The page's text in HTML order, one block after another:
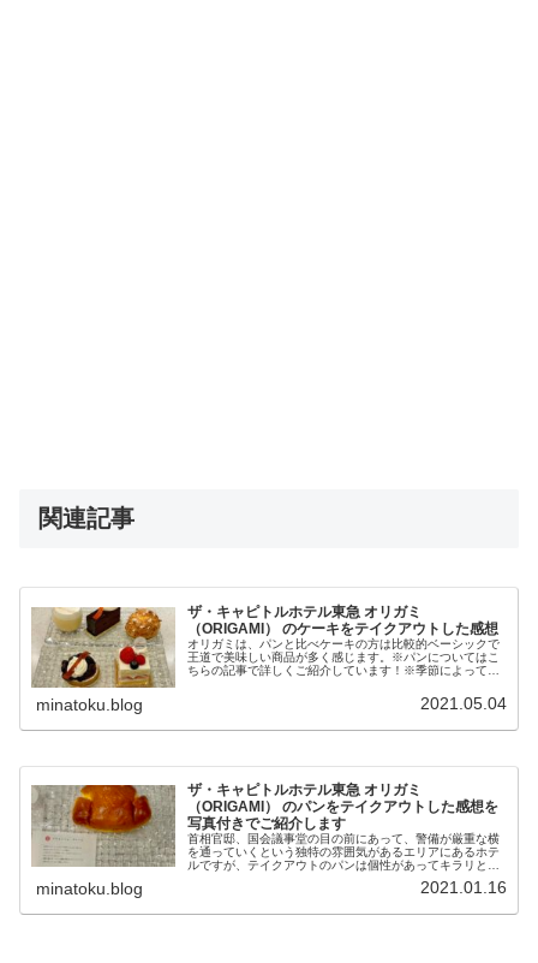
関連記事
ザ・キャピトルホテル東急 オリガミ
（ORIGAMI） のケーキをテイクアウトした感想
オリガミは、パンと比べケーキの方は比較的ベーシックで
王道で美味しい商品が多く感じます。※パンについてはこ
ちらの記事で詳しくご紹介しています！※季節によってメ
minatoku.blog 2021.05.04
ザ・キャピトルホテル東急 オリガミ
（ORIGAMI） のパンをテイクアウトした感想を
写真付きでご紹介します
首相官邸、国会議事堂の目の前にあって、警備が厳重な横
を通っていくという独特の雰囲気があるエリアにあるホテ
ルですが、テイクアウトのパンは個性があってキラリと光
minatoku.blog 2021.01.16